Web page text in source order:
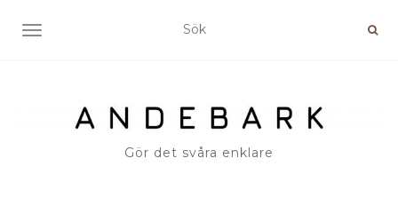
SLÅ PÅ/AV NAVIGERING
Gör det svåra enklare